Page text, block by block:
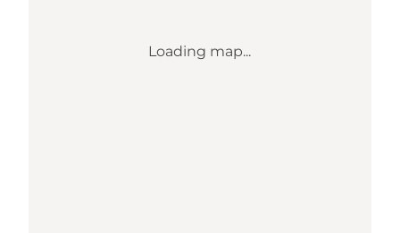
Loading map...